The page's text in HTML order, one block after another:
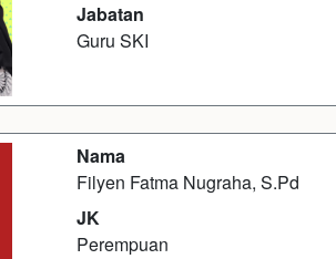
Jabatan
Guru SKI
Nama
Filyen Fatma Nugraha, S.Pd
JK
Perempuan